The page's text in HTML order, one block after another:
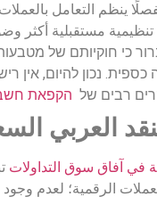
ينظم التعامل
تنظيمية مستقبلية أكثر
כי חוקיותם של
נכון להיום, אין
רבים של הקפאת
العربي
في آفاق سوق التداولات
الرقمية؛ لعدم